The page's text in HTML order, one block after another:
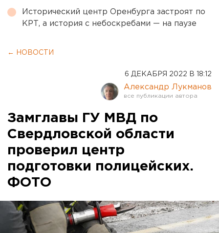
Исторический центр Оренбурга застроят по
КРТ, а история с небоскребами — на паузе
← НОВОСТИ
6 ДЕКАБРЯ 2022 В 18:12
Александр Лукманов
Замглавы ГУ МВД по
Свердловской области
проверил центр
подготовки полицейских.
ФОТО